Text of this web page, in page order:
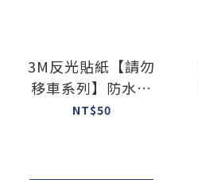
3M反光貼紙【請勿
移車系列】防水抗
UV基材貼紙 車燈貼
NT$50